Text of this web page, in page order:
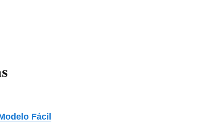
Fácil